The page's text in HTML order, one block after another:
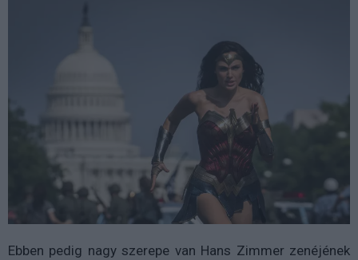
Ebben pedig nagy szerepe van Hans Zimmer zenéjének